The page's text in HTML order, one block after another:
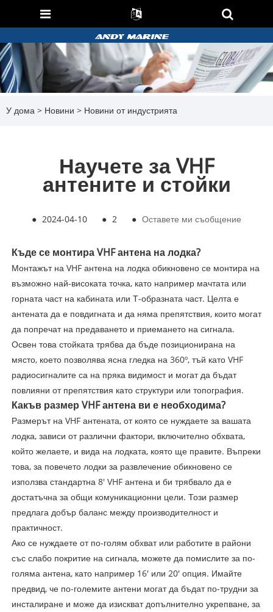
У дома > Новини > Новини от индустрията
Научете за VHF
антените и стойки
● 2024-04-10 ● 2 ● Оставете ми съобщение
Къде се монтира VHF антена на лодка?
Монтажът на VHF антена на лодка обикновено се монтира на
възможно най-високата точка, като например мачтата или
горната част на кабината или Т-образната част. Целта е
антената да е повдигната и да няма препятствия, които могат
да попречат на предаването и приемането на сигнала.
Освен това стойката трябва да бъде позиционирана на
място, което позволява ясна гледка на 360º, тъй като VHF
радиосигналите са на пряка видимост и могат да бъдат
повлияни от препятствия като структури или топография.
Какъв размер VHF антена ви е необходима?
Размерът на VHF антената, от която се нуждаете за вашата
лодка, зависи от различни фактори, включително обхвата,
който желаете, и вида на лодката, която ще правите. Въпреки
това, за повечето лодки за развлечение обикновено се
използва стандартна 8' VHF антена и би трябвало да е
достатъчна за общи комуникационни цели. Този размер
предлага добър баланс между производителност и
практичност.
Ако се нуждаете от по-голям обхват или работите в райони
със слабо покритие на сигнала, можете да помислите за по-
голяма антена, като например 16' или 20' опция. Имайте
предвид, че по-големите антени могат да бъдат по-трудни за
инсталиране и може да изискват допълнително укрепване, за